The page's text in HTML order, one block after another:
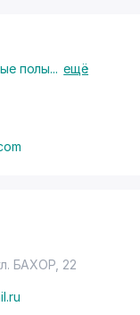
полы... ещё
БАХОР , 22